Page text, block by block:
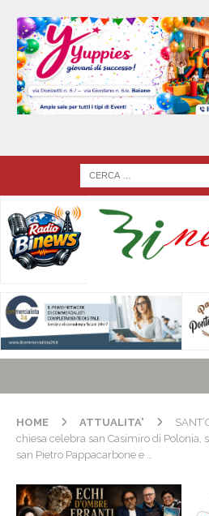
HOME ATTUALITA'
chiesa celebra san Casimiro di Polonia,
san Pietro Pappacarbone e …